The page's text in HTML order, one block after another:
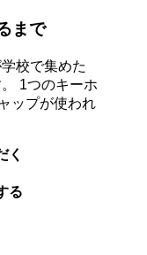
まで
校で集めた
1つのキーホ
ップが使われ
く
る